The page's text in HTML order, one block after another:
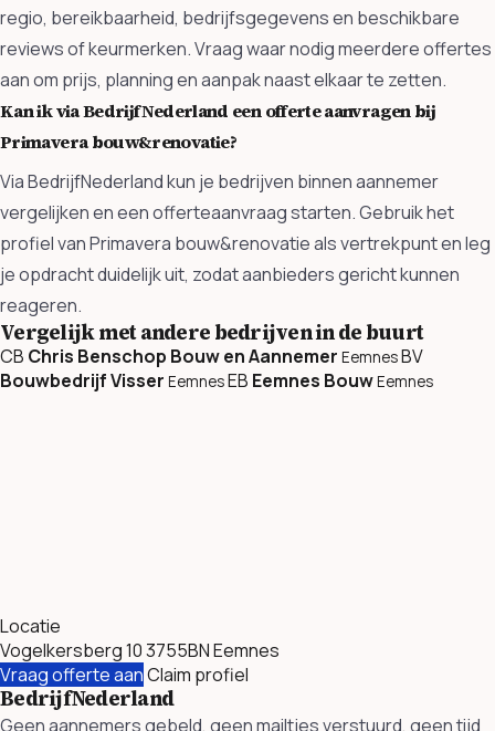
regio, bereikbaarheid, bedrijfsgegevens en beschikbare
reviews of keurmerken. Vraag waar nodig meerdere offertes
aan om prijs, planning en aanpak naast elkaar te zetten.
Kan ik via BedrijfNederland een offerte aanvragen bij
Primavera bouw&renovatie?
Via BedrijfNederland kun je bedrijven binnen aannemer
vergelijken en een offerteaanvraag starten. Gebruik het
profiel van Primavera bouw&renovatie als vertrekpunt en leg
je opdracht duidelijk uit, zodat aanbieders gericht kunnen
reageren.
Vergelijk met andere bedrijven in de buurt
CB Chris Benschop Bouw en Aannemer EemnesBV
Bouwbedrijf Visser EemnesEB Eemnes BouwEemnes
Locatie
Vogelkersberg 10 3755BN Eemnes
Vraag offerte aanClaim profiel
BedrijfNederland
Geen aannemers gebeld, geen mailtjes verstuurd, geen tijd